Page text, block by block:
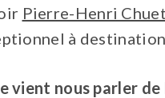
Pierre-Henri Chuet
à
vient nous parler de